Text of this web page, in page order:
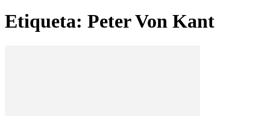
Etiqueta: Peter Von Kant